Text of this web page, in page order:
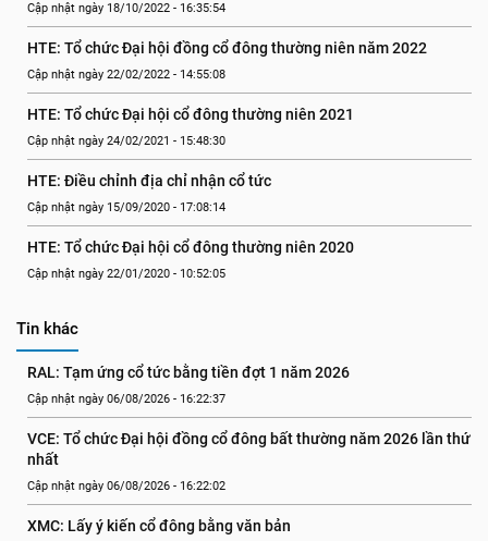
Cập nhật ngày 18/10/2022 - 16:35:54
HTE: Tổ chức Đại hội đồng cổ đông thường niên năm 2022
Cập nhật ngày 22/02/2022 - 14:55:08
HTE: Tổ chức Đại hội cổ đông thường niên 2021
Cập nhật ngày 24/02/2021 - 15:48:30
HTE: Điều chỉnh địa chỉ nhận cổ tức
Cập nhật ngày 15/09/2020 - 17:08:14
HTE: Tổ chức Đại hội cổ đông thường niên 2020
Cập nhật ngày 22/01/2020 - 10:52:05
Tin khác
RAL: Tạm ứng cổ tức bằng tiền đợt 1 năm 2026
Cập nhật ngày 06/08/2026 - 16:22:37
VCE: Tổ chức Đại hội đồng cổ đông bất thường năm 2026 lần thứ
nhất
Cập nhật ngày 06/08/2026 - 16:22:02
XMC: Lấy ý kiến cổ đông bằng văn bản